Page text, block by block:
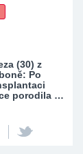
(30) z
Po
porodila …